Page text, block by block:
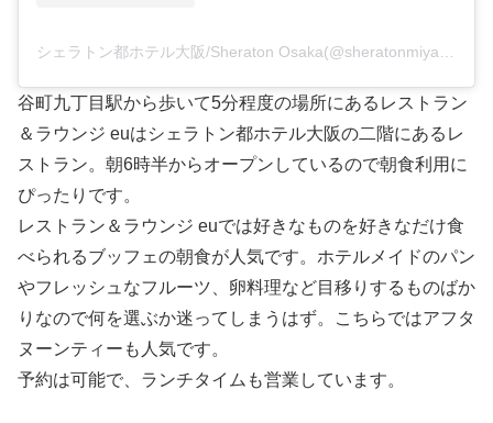
谷町九丁目駅から歩いて5分程度の場所にあるレストラン
＆ラウンジ euはシェラトン都ホテル大阪の二階にあるレ
ストラン。朝6時半からオープンしているので朝食利用に
ぴったりです。
レストラン＆ラウンジ euでは好きなものを好きなだけ食
べられるブッフェの朝食が人気です。ホテルメイドのパン
やフレッシュなフルーツ、卵料理など目移りするものばか
りなので何を選ぶか迷ってしまうはず。こちらではアフタ
ヌーンティーも人気です。
予約は可能で、ランチタイムも営業しています。